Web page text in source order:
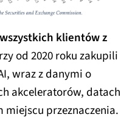
klientów z
od 2020 roku zakupili
wraz z danymi o
akceleratorów, datach
przeznaczenia.